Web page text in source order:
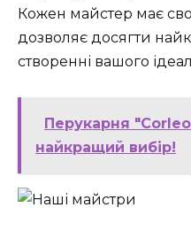
Кожен майстер має
дозволяє досягти
створенні вашого
Перукарня
найкращий вибір!